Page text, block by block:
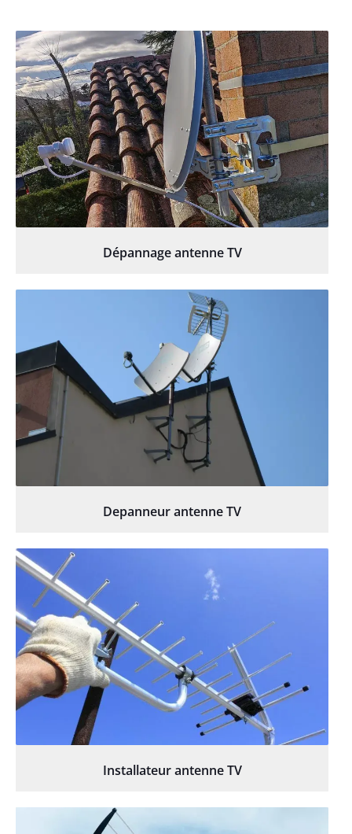
Dépannage antenne TV
Depanneur antenne TV
Installateur antenne TV